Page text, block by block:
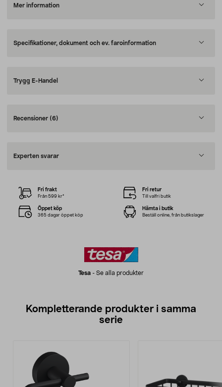
Mer information
Specifikationer, dokument och ev. faroinformation
Trygg E-Handel
Recensioner (6)
Experten svarar
Tesa - Se alla produkter
Fri frakt
Från 599 kr*
Fri retur
Till valfri butik
Öppet köp
365 dagar öppet köp
Hämta i butik
Beställ online, från butikslager
Kompletterande produkter i samma
serie